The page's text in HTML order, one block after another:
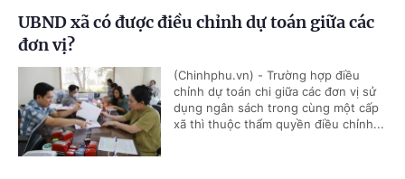
UBND xã có được điều chỉnh dự toán giữa các
đơn vị?
(Chinhphu.vn) - Trường hợp điều
chỉnh dự toán chi giữa các đơn vị sử
dụng ngân sách trong cùng một cấp
xã thì thuộc thẩm quyền điều chỉnh...